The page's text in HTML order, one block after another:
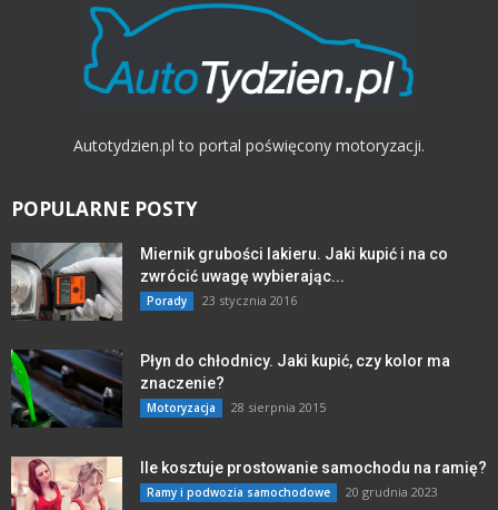
Autotydzien.pl to portal poświęcony motoryzacji.
POPULARNE POSTY
Miernik grubości lakieru. Jaki kupić i na co
zwrócić uwagę wybierając...
Porady 23 stycznia 2016
Płyn do chłodnicy. Jaki kupić, czy kolor ma
znaczenie?
Motoryzacja 28 sierpnia 2015
Ile kosztuje prostowanie samochodu na ramię?
Ramy i podwozia samochodowe 20 grudnia 2023